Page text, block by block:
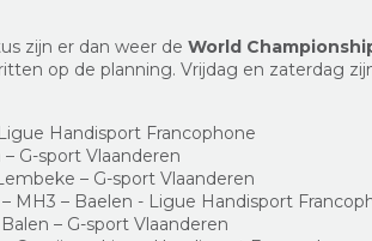
zijn er dan weer deWorld
op de planning. Vrijdag en zaterdag
Handisport Francophone
G-sport Vlaanderen
– G-sport Vlaanderen
– MH3 – Baelen - Ligue Handisport
Balen – G-sport Vlaanderen